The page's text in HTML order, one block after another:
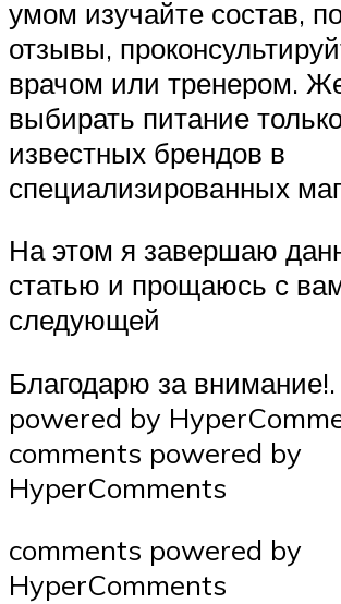
умом изучайте состав,
отзывы,
врачом или тренером.
выбирать питание
известных брендов в
специализированных
На этом я завершаю
статью и прощаюсь с
следующей
Благодарю за
powered by
comments powered by
HyperComments
comments powered by
HyperComments